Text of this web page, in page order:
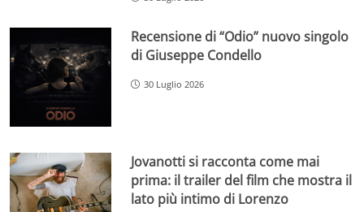
Recensione di “Odio” nuovo singolo
di Giuseppe Condello
30 Luglio 2026
Jovanotti si racconta come mai
prima: il trailer del film che mostra il
lato più intimo di Lorenzo